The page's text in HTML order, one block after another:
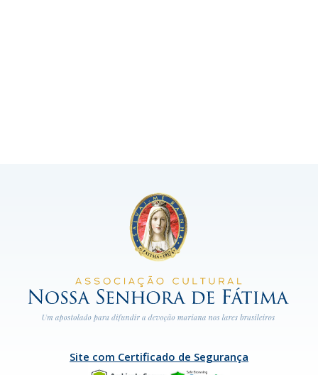
Site com Certificado de Segurança